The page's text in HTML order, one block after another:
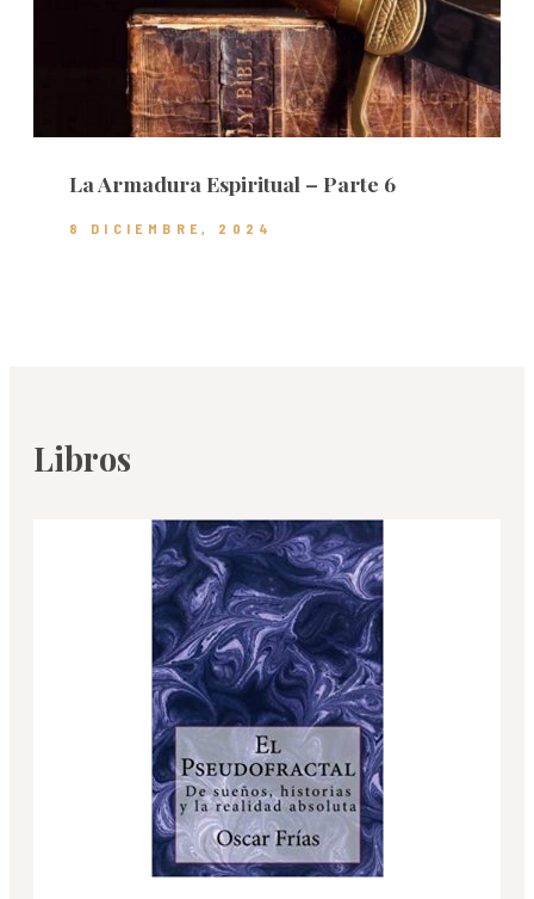
La Armadura Espiritual – Parte 6
8 DICIEMBRE, 2024
Libros